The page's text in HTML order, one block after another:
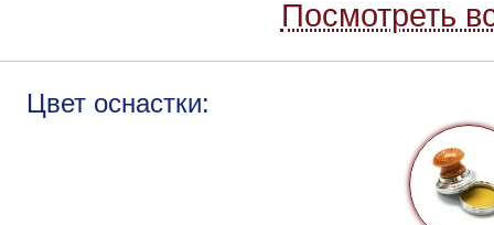
Посмотреть
Цвет оснастки: